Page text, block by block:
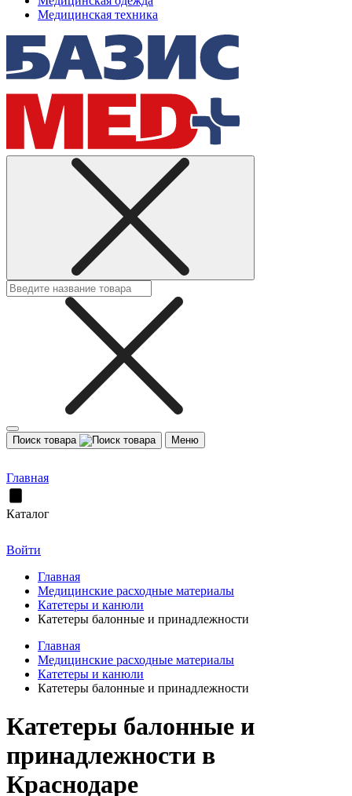
Медицинская техника
Поиск товара Меню
Главная
Каталог
Войти
Главная
Медицинские расходные материалы
Катетеры и канюли
Катетеры балонные и принадлежности
Главная
Медицинские расходные материалы
Катетеры и канюли
Катетеры балонные и принадлежности
Катетеры балонные и
принадлежности в
Краснодаре